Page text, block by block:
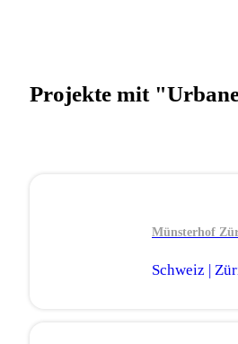
Projekte mit
Münsterhof
Schweiz |